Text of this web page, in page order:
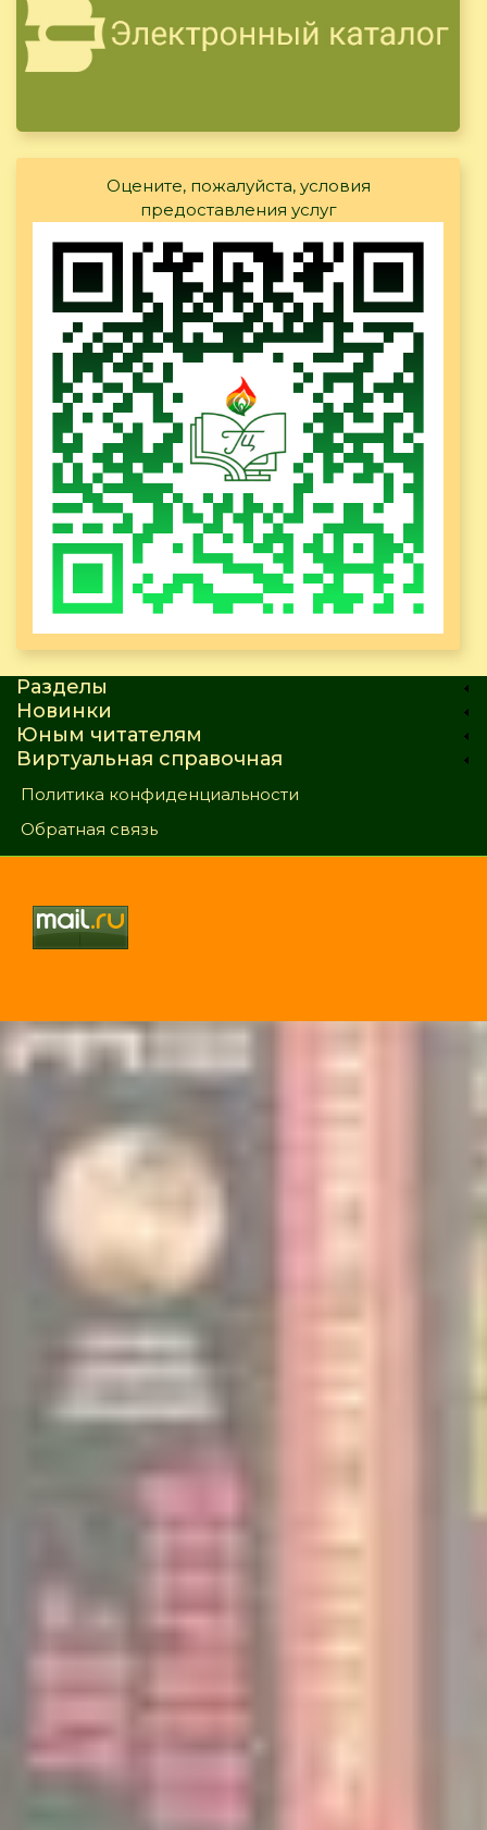
Оцените, пожалуйста, условия
предоставления услуг
Разделы
Новинки
Юным читателям
Виртуальная справочная
Политика конфиденциальности
Обратная связь